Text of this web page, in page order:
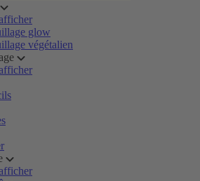
glow
végétalien